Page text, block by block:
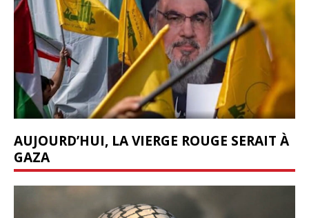
AUJOURD’HUI, LA VIERGE ROUGE SERAIT À
GAZA